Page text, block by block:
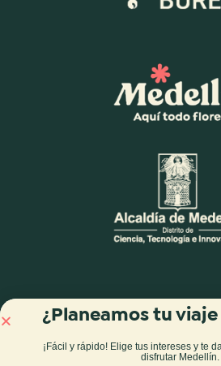
¿Planeamos tu
¡Fácil y rápido! Elige tus intereses y te
disfrutar Medellín.